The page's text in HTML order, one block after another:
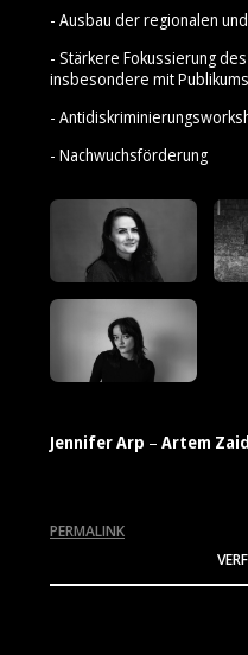
- Ausbau der regionalen
- Stärkere Fokussierung
insbesondere mit
-
- Nachwuchsförderung
Jennifer Arp – Artem
PERMALINK